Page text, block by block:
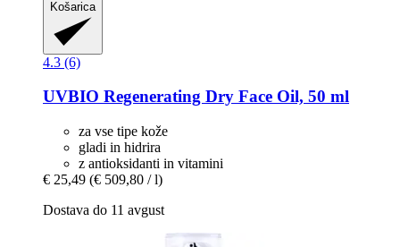
Košarica
4.3 (6)
UVBIO Regenerating Dry Face Oil, 50 ml
za vse tipe kože
gladi in hidrira
z antioksidanti in vitamini
€ 25,49 (€ 509,80 / l)
Dostava do 11 avgust